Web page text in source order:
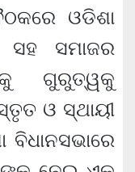
ଓଡିଶା
ସମାଜର
ଗୁରୁତ୍ୱକୁ
ଓ ସ୍ଥାୟୀ
ବିଧାନସଭାରେ